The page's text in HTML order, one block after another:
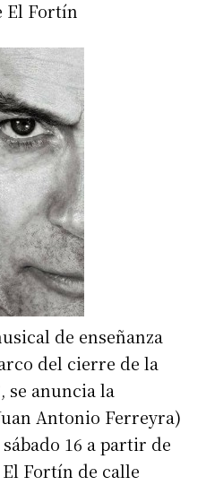
*
El Fortín
de enseñanza
del cierre de la
se anuncia la
Antonio Ferreyra)
16 a partir de
El Fortín de calle